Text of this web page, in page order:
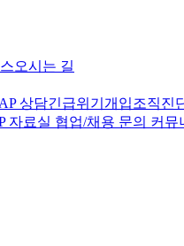
오시는 길
상담긴급위기개입조직진
자료실 협업/채용 문의 커뮤